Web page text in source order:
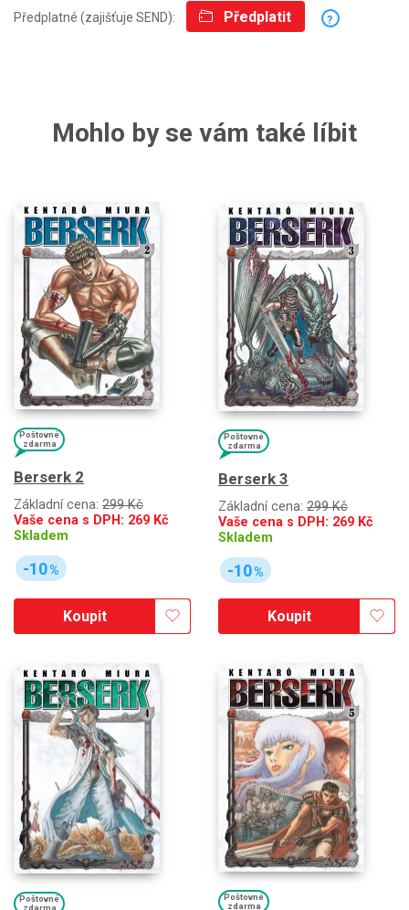
Předplatné (zajišťuje SEND): Předplatit ?
Mohlo by se vám také líbit
Poštovné
zdarma
Berserk 2
Základní cena: 299 Kč
Vaše cena s DPH: 269 Kč
Skladem
-10%
Koupit
Poštovné
zdarma
Berserk 3
Základní cena: 299 Kč
Vaše cena s DPH: 269 Kč
Skladem
-10%
Koupit
Poštovné
Poštovné
zdarma